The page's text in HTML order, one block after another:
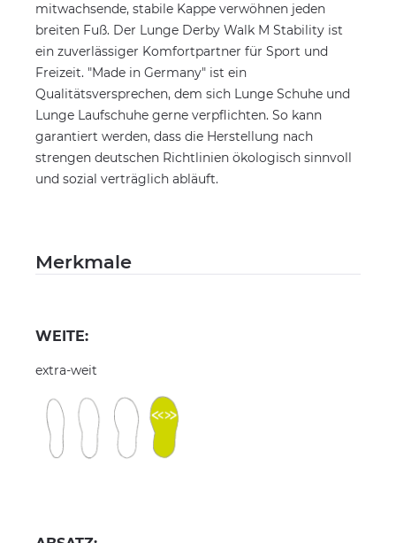
mitwachsende, stabile Kappe verwöhnen jeden
breiten Fuß. Der Lunge Derby Walk M Stability ist
ein zuverlässiger Komfortpartner für Sport und
Freizeit. "Made in Germany" ist ein
Qualitätsversprechen, dem sich Lunge Schuhe und
Lunge Laufschuhe gerne verpflichten. So kann
garantiert werden, dass die Herstellung nach
strengen deutschen Richtlinien ökologisch sinnvoll
und sozial verträglich abläuft.
Merkmale
WEITE:
extra-weit